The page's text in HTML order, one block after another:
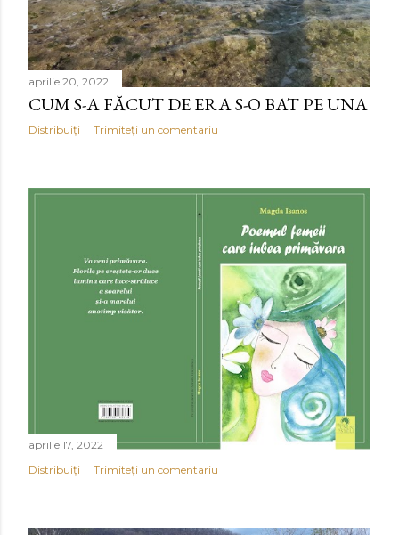
aprilie 20, 2022
CUM S-A FĂCUT DE ERA S-O BAT PE UNA
Distribuiți Trimiteți un comentariu
aprilie 17, 2022
Distribuiți
Trimiteți un comentariu